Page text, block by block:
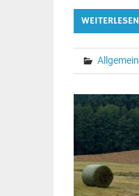
WEITERLESEN
Allgemein